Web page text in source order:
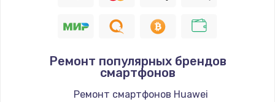
1190 руб.
Заказать
Ремонт популярных брендов
смартфонов
Ремонт смартфонов Huawei